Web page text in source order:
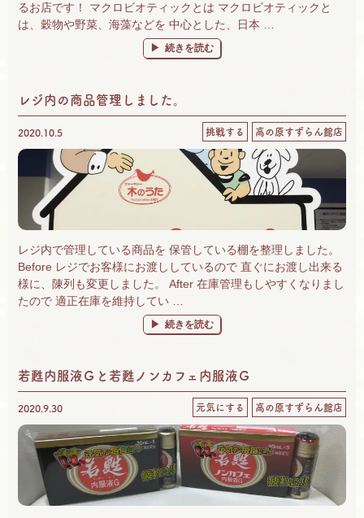
るお店です！ マクロビオティックとは マクロビオティックと
は、穀物や野菜、海藻などを 中心とした、日本 …
“自然食品を取り扱っているお店です！” の
続きを読む
レジ内の商品管理しました。
2020.10.5 挑戦する 高の原すずらん館店
レジ内で管理している商品を 保管している棚を整理しました。
Before レジでお客様にお渡ししているので 直ぐにお渡し出来る
様に、陳列も変更しました。 After 在庫管理もしやすくなりまし
たので 適正在庫を維持してい …
“レジ内の商品管理しました。” の
続きを読む
若甦内服液Ｇと若甦ノンカフェ内服液Ｇ
2020.9.30 元気にする 高の原すずらん館店